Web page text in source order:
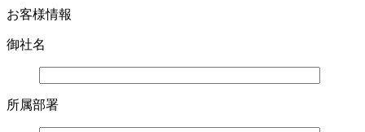
お客様情報
御社名
所属部署